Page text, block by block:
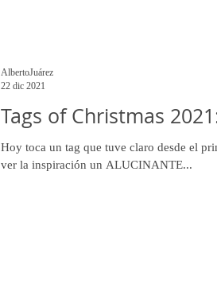
Tags of Christmas
Hoy toca un tag que tuve claro desde el
ver la inspiración un ALUCINANTE...
AlbertoJuárez
22 dic 2021